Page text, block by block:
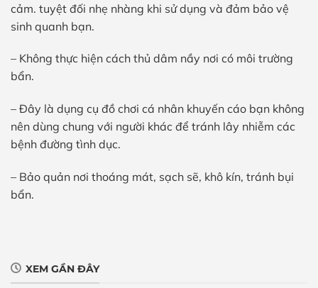
cảm. tuyệt đối nhẹ nhàng khi sử dụng và đảm bảo vệ
sinh quanh bạn.
– Không thực hiện cách thủ dâm nầy nơi có môi trường
bẩn.
– Đây là dụng cụ đồ chơi cá nhân khuyến cáo bạn không
nên dùng chung với người khác để tránh lây nhiễm các
bệnh đường tình dục.
– Bảo quản nơi thoáng mát, sạch sẽ, khô kín, tránh bụi
bẩn.
XEM GẦN ĐÂY